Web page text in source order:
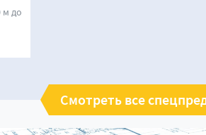
м до
Смотреть все